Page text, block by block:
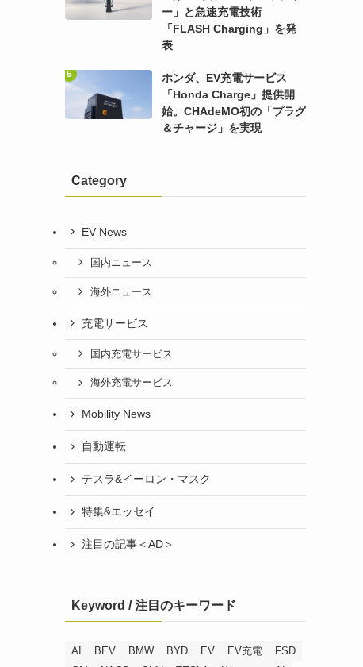
ー」と急速充電技術
「FLASH Charging」を発
表
ホンダ、EV充電サービス
「Honda Charge」提供開
始。CHAdeMO初の「プラグ
＆チャージ」を実現
Category
EV News
国内ニュース
海外ニュース
充電サービス
国内充電サービス
海外充電サービス
Mobility News
自動運転
テスラ&イーロン・マスク
特集&エッセイ
注目の記事＜AD＞
Keyword / 注目のキーワード
AI BEV BMW BYD EV EV充電
FSD